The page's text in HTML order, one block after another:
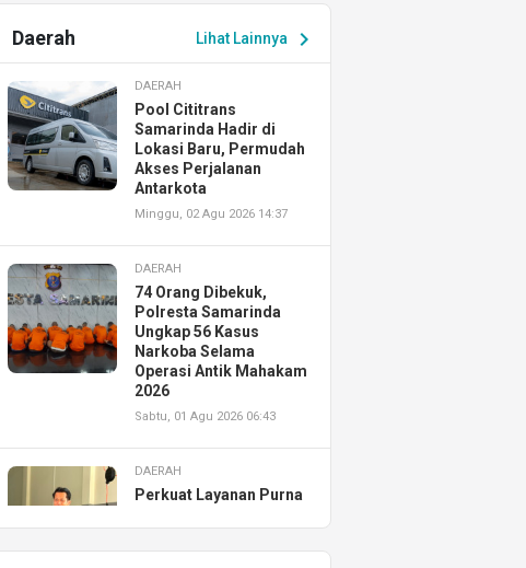
Lihat Lainnya chevron_right
Daerah
DAERAH
Pool Cititrans
Samarinda Hadir di
Lokasi Baru, Permudah
Akses Perjalanan
Antarkota
Minggu, 02 Agu 2026 14:37
DAERAH
74 Orang Dibekuk,
Polresta Samarinda
Ungkap 56 Kasus
Narkoba Selama
Operasi Antik Mahakam
2026
Sabtu, 01 Agu 2026 06:43
DAERAH
Perkuat Layanan Purna
Resmikan AHASS